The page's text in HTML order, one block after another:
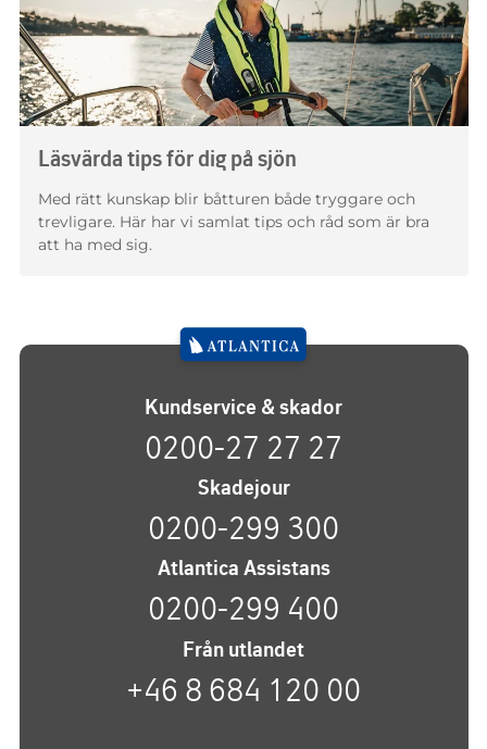
Läsvärda tips för dig på sjön
Med rätt kunskap blir båtturen både tryggare och
trevligare. Här har vi samlat tips och råd som är bra
att ha med sig.
Kundservice & skador
0200-27 27 27
Skadejour
0200-299 300
Atlantica Assistans
0200-299 400
Från utlandet
+46 8 684 120 00